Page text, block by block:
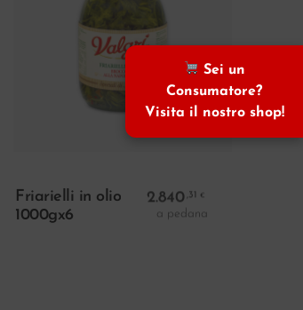
Friarielli in olio
1000gx6
2.840 ,31 €
a pedana
Sei un
Consumatore?
Visita il nostro shop!